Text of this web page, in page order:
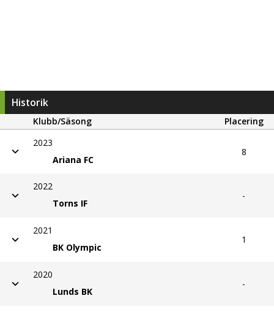
Historik
Klubb/Säsong
Placering
2023
Ariana FC
8
2022
Torns IF
-
2021
BK Olympic
1
2020
Lunds BK
-